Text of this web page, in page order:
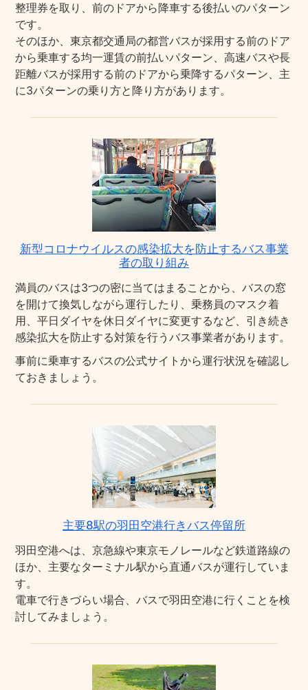
整理券を取り、前のドアから降車する後払いのパターン
です。
そのほか、東京都交通局の都営バスが採用する前のドア
から乗車する均一運賃の前払いパターン、高速バスや長
距離バスが採用する前のドアから乗降するパターン、主
に3パターンの乗り方と降り方があります。
新型コロナウイルスの感染拡大を防止するバス事業
者の取り組み
満員のバスは3つの密に当てはまることから、バスの窓
を開けて換気しながら運行したり、乗務員のマスク着
用、平日ダイヤを休日ダイヤに変更するなど、引き続き
感染拡大を防止する対策を行うバス事業者があります。
事前に乗車するバスの公式サイトから運行状況を確認し
ておきましょう。
主要8駅の羽田空港行きバス停留所
羽田空港へは、京急線や東京モノレールなど鉄道路線の
ほか、主要なターミナル駅から直通バスが運行していま
す。
電車で行きづらい場合、バスで羽田空港に行くことを検
討してみましょう。